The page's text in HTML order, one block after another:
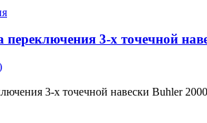
переключения 3-х точечной
3-х точечной навески Buhler